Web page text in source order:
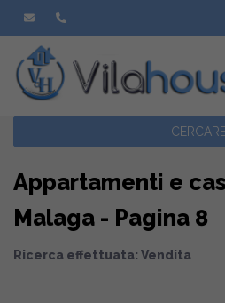
Appartamenti e
Malaga - Pagina 8
Ricerca effettuata: Vendita